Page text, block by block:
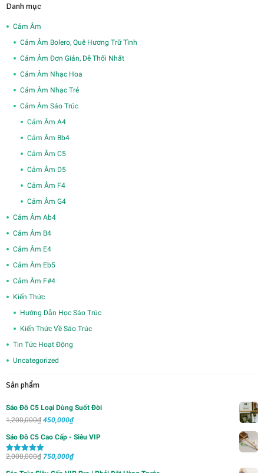
Danh mục
Cảm Âm
Cảm Âm Bolero, Quê Hương Trữ Tình
Cảm Âm Đơn Giản, Dễ Thổi Nhất
Cảm Âm Nhạc Hoa
Cảm Âm Nhạc Trẻ
Cảm Âm Sáo Trúc
Cảm Âm A4
Cảm Âm Bb4
Cảm Âm C5
Cảm Âm D5
Cảm Âm F4
Cảm Âm G4
Cảm Âm Ab4
Cảm Âm B4
Cảm Âm E4
Cảm Âm Eb5
Cảm Âm F#4
Kiến Thức
Hướng Dẫn Học Sáo Trúc
Kiến Thức Về Sáo Trúc
Tin Tức Hoạt Động
Uncategorized
Sản phẩm
Sáo Đô C5 Loại Dùng Suốt Đời
1,200,000₫ Giá
1,200,000₫.
450,000₫Giá
là:
Sáo Đô C5 Cao Cấp - Siêu VIP
Được xếp
sao
2,000,000₫ Giá
750,000₫Giá